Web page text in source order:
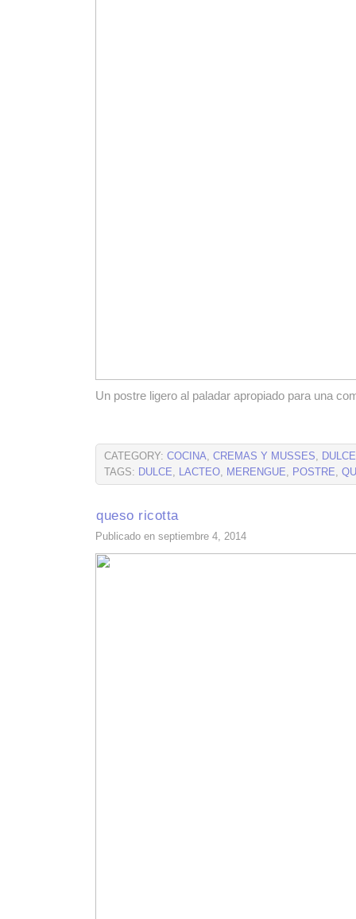
Un postre ligero al paladar apropiado para una
CATEGORY: COCINA, CREMAS Y MUSSES,
TAGS: DULCE, LACTEO, MERENGUE, POSTRE,
queso ricotta
Publicado en septiembre 4, 2014